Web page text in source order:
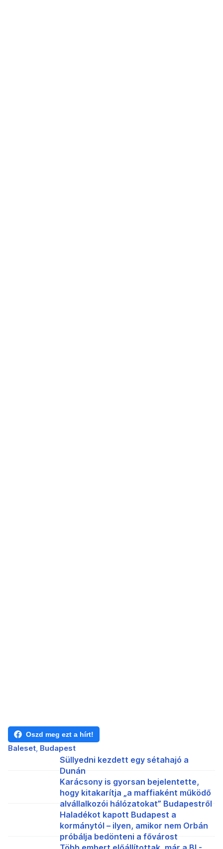
Oszd meg ezt a hírt!
Baleset Budapest
Süllyedni kezdett egy sétahajó a
Dunán
Karácsony is gyorsan bejelentette,
hogy kitakarítja „a maffiaként működő
alvállalkozói hálózatokat” Budapestről
Haladékot kapott Budapest a
kormánytól – ilyen, amikor nem Orbán
próbálja bedönteni a fővárost